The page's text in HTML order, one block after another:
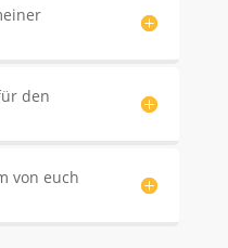
den
von euch